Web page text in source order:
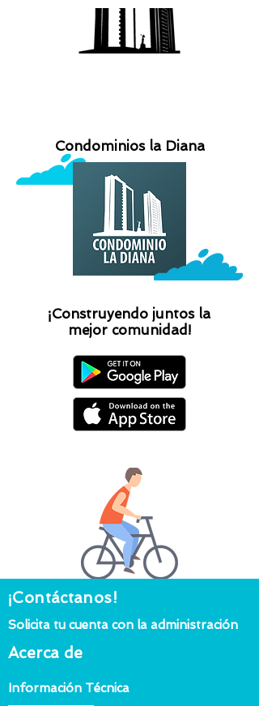
Condominios la Diana
¡Construyendo juntos la
mejor comunidad!
¡Contáctanos!
Solicita tu cuenta con la administración
Acerca de
Información Técnica